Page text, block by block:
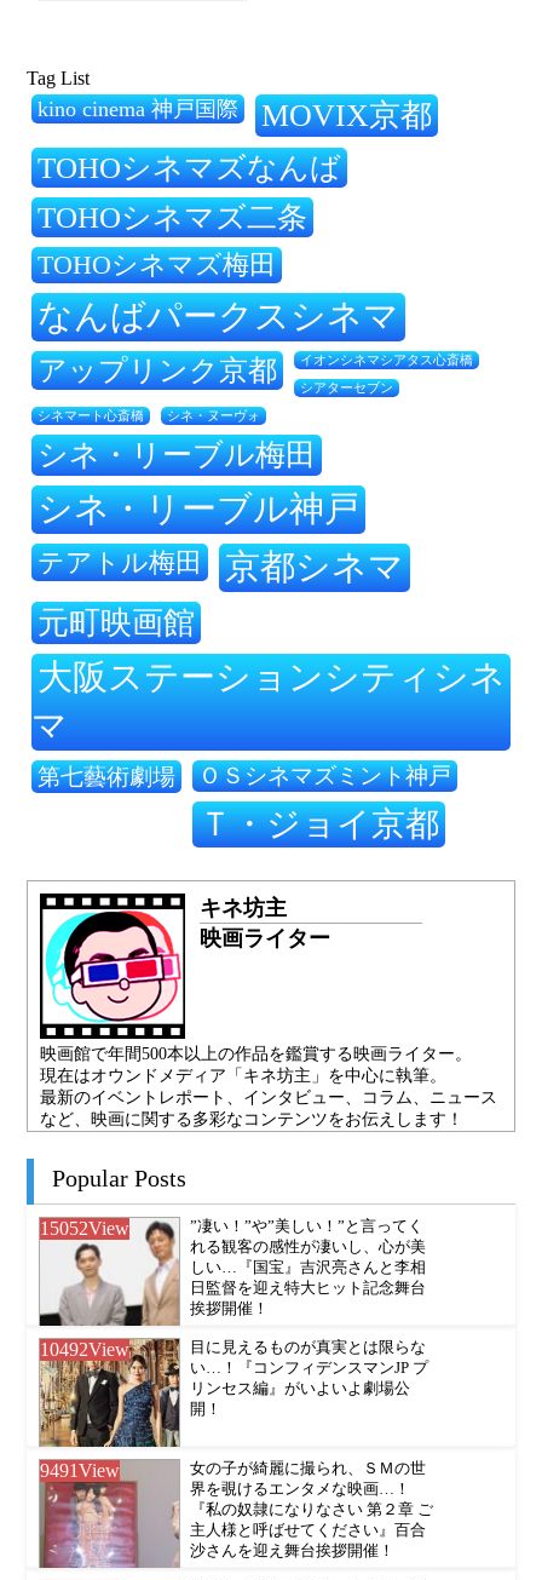
Tag List
kino cinema 神戸国際 MOVIX京都
TOHOシネマズなんば
TOHOシネマズ二条
TOHOシネマズ梅田
なんばパークスシネマ
アップリンク京都 イオンシネマシアタス心斎橋
シアターセブン
シネマート心斎橋 シネ・ヌーヴォ
シネ・リーブル梅田
シネ・リーブル神戸
テアトル梅田 京都シネマ
元町映画館
大阪ステーションシティシネ
マ
第七藝術劇場 ＯＳシネマズミント神戸
Ｔ・ジョイ京都
キネ坊主
映画ライター
映画館で年間500本以上の作品を鑑賞する映画ライター。
現在はオウンドメディア「キネ坊主」を中心に執筆。
最新のイベントレポート、インタビュー、コラム、ニュース
など、映画に関する多彩なコンテンツをお伝えします！
Popular Posts
15052View
”凄い！”や”美しい！”と言ってく
れる観客の感性が凄いし、心が美
しい…『国宝』吉沢亮さんと李相
日監督を迎え特大ヒット記念舞台
挨拶開催！
10492View
目に見えるものが真実とは限らな
い…！『コンフィデンスマンJP プ
リンセス編』がいよいよ劇場公
開！
9491View
女の子が綺麗に撮られ、ＳＭの世
界を覗けるエンタメな映画…！
『私の奴隷になりなさい 第２章 ご
主人様と呼ばせてください』百合
沙さんを迎え舞台挨拶開催！